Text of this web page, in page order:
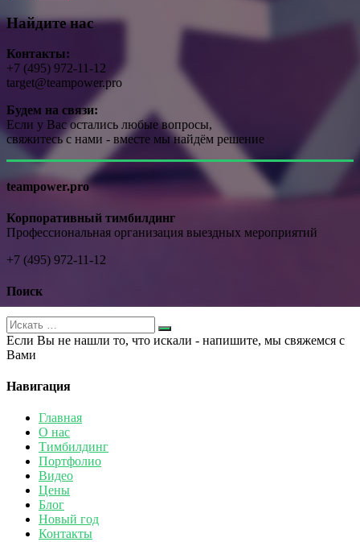
Найдите нас
Контакты:
+7 (495) 972-11-12
target@teampower.pro
Будем на связи:
Если у Вас остались любые вопросы,
свяжитесь с нами - вместе мы найдём решение
teampower.pro
Корпоративный тимбилдинг
Профессиональная организация выездных мероприятий
+7 (495) 972-11-12
Поиск
Если Вы не нашли то, что искали - напишите, мы свяжемся с
Вами
Навигация
Главная
О нас
Тимбилдинг
Портфолио
Видео
Цены
Блог
Новый год
Контакты